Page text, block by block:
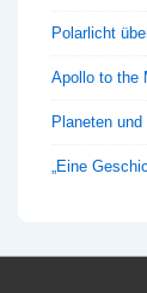
Polarlicht
Apollo to the
Planeten
„Eine